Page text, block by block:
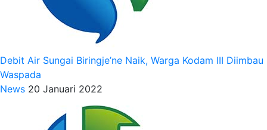
Debit Air Sungai Biringje’ne Naik, Warga Kodam III Diimbau
Waspada
News 20 Januari 2022